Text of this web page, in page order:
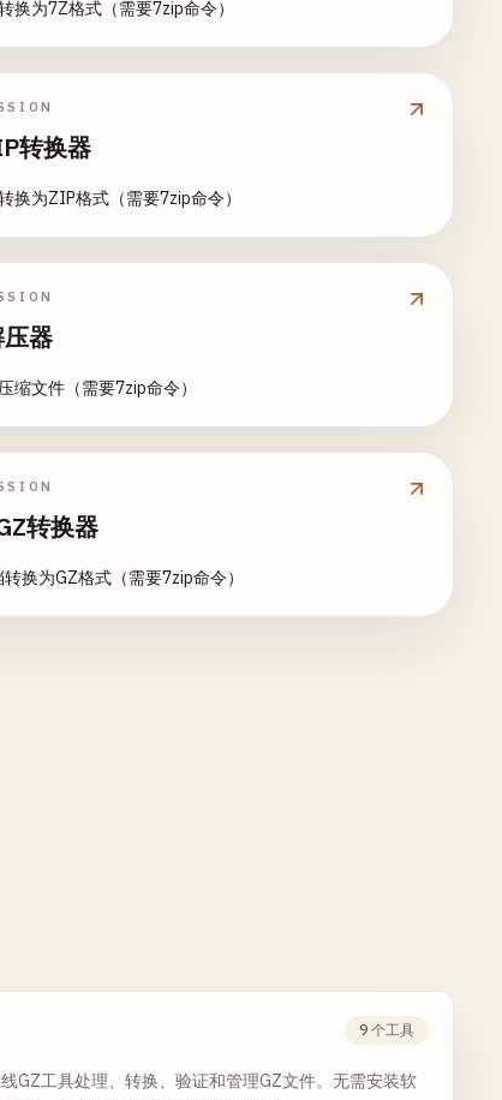
换为7Z格式（需要7zip命令）
转换器
换为ZIP格式（需要7zip命令）
器
缩文件（需要7zip命令）
转换器
换为GZ格式（需要7zip命令）
9 个工具
GZ工具处理、转换、验证和管理GZ文件。无需安装软